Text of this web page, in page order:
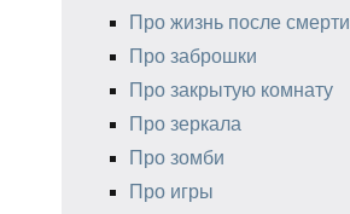
Про жизнь после смерти
Про заброшки
Про закрытую комнату
Про зеркала
Про зомби
Про игры